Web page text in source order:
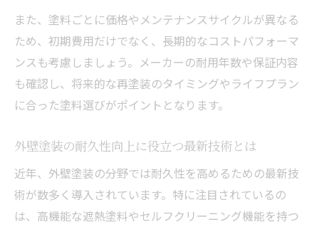
南部町で実現する外壁塗装の賢い方法
外壁塗装で失敗しない業者選びの基準
外壁塗装の見積もり比較で得するポイント
外壁塗装の流れと地元業者との連携方法
外壁塗装の相談は地域密着業者が安心な理
由
外壁塗装に最適な塗料は何がある？
外壁塗装で人気の高耐久塗料を徹底比較
また、塗料ごとに価格やメンテナンスサイクルが異なる
ため、初期費用だけでなく、長期的なコストパフォーマ
ンスも考慮しましょう。メーカーの耐用年数や保証内容
も確認し、将来的な再塗装のタイミングやライフプラン
に合った塗料選びがポイントとなります。
外壁塗装の耐久性向上に役立つ最新技術とは
近年、外壁塗装の分野では耐久性を高めるための最新技
術が数多く導入されています。特に注目されているの
は、高機能な遮熱塗料やセルフクリーニング機能を持つ